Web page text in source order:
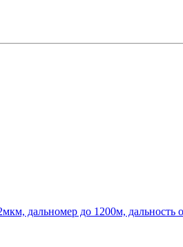
дальномер до 1200м, дальность